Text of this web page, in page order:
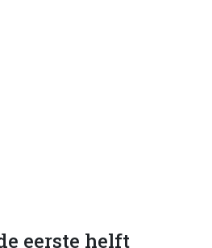
eerste helft